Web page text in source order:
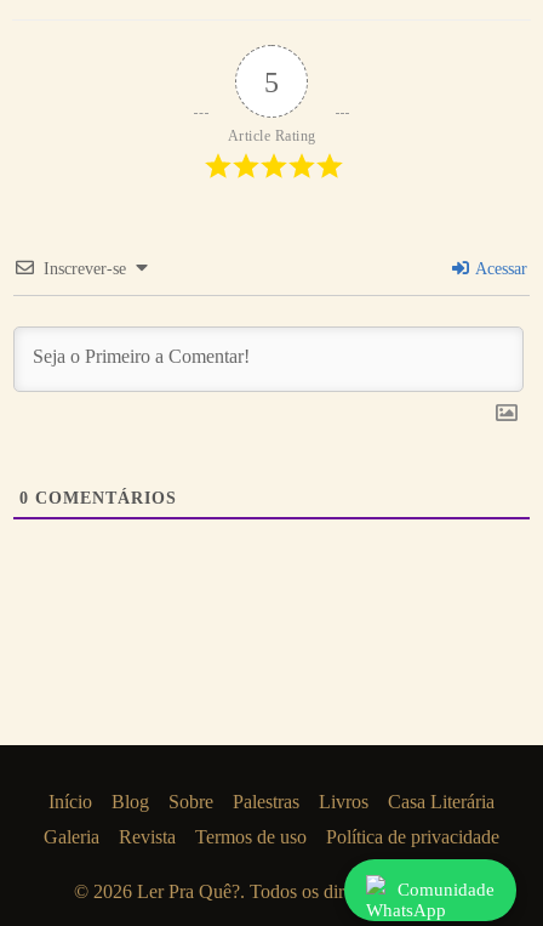
5
Article Rating
Inscrever-se Acessar
0 COMENTÁRIOS
Início Blog Sobre Palestras Livros
Casa Literária
Galeria
Revista Termos de uso Política de privacidade
© 2026 Ler Pra Quê?. Todos os direitos reservados.
Comunidade